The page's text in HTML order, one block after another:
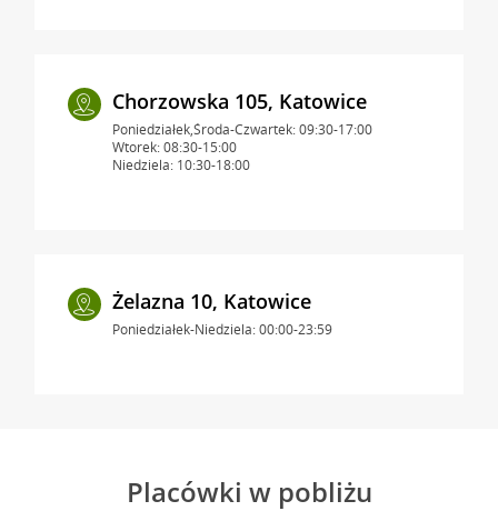
Chorzowska 105, Katowice
Poniedziałek,Środa-Czwartek: 09:30-17:00
Wtorek: 08:30-15:00
Niedziela: 10:30-18:00
Żelazna 10, Katowice
Poniedziałek-Niedziela: 00:00-23:59
Placówki w pobliżu